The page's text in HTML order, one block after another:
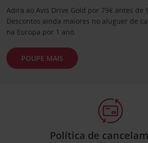
Adira ao Avis Drive Gold por 79€ antes de
Descontos ainda maiores no aluguer de
na Europa por 1 ano.
POUPE MAIS
Política de